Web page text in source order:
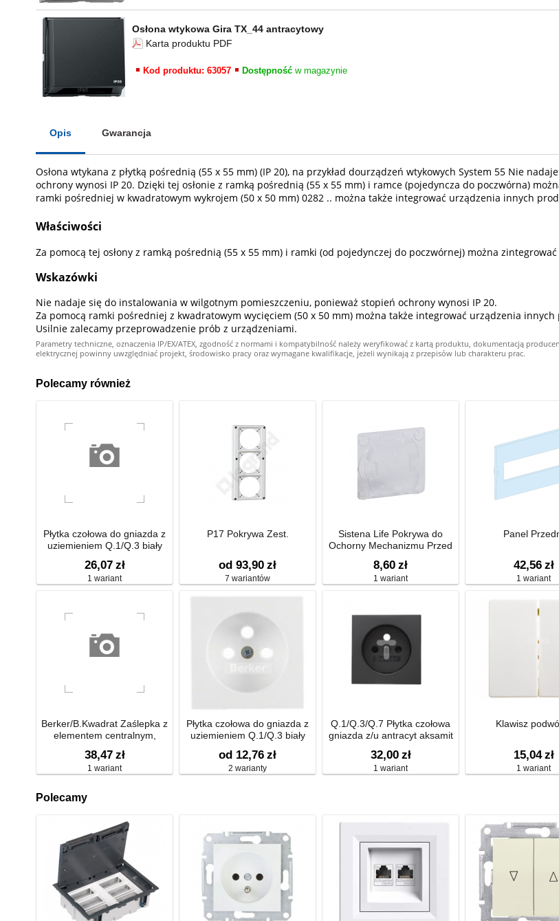
Osłona wtykowa Gira TX_44 antracytowy
Karta produktu PDF
Kod produktu: 63057 Dostępność w magazynie
Opis Gwarancja
Osłona wtykana z płytką pośrednią (55 x 55 mm) (IP 20), na przykład dourządzeń wtykowych System 55 Nie
ochrony wynosi IP 20. Dzięki tej osłonie z ramką pośrednią (55 x 55 mm) i ramce (pojedyncza do poczwórna)
ramki pośredniej w kwadratowym wykrojem (50 x 50 mm) 0282 .. można także integrować urządzenia innych
Właściwości
Za pomocą tej osłony z ramką pośrednią (55 x 55 mm) i ramki (od pojedynczej do poczwórnej) można
Wskazówki
Nie nadaje się do instalowania w wilgotnym pomieszczeniu, ponieważ stopień ochrony wynosi IP 20.
Za pomocą ramki pośredniej z kwadratowym wycięciem (50 x 50 mm) można także integrować urządzenia
Usilnie zalecamy przeprowadzenie prób z urządzeniami.
Parametry techniczne, oznaczenia IP/EX/ATEX, zgodność z normami i kompatybilność należy weryfikować z kartą produktu, dokumentacją
elektrycznej powinny uwzględniać projekt, środowisko pracy oraz wymagane kwalifikacje, jeżeli wynikają z przepisów lub charakteru prac.
Polecamy również
Płytka czołowa do gniazda z
uziemieniem Q.1/Q.3 biały
26,07 zł
1 wariant
P17 Pokrywa Zest.
od 93,90 zł
7 wariantów
Sistena Life Pokrywa do
Ochorny Mechanizmu Przed
8,60 zł
1 wariant
Panel
42,56 zł
1 wariant
Berker/B.Kwadrat Zaślepka z
elementem centralnym,
38,47 zł
1 wariant
Płytka czołowa do gniazda z
uziemieniem Q.1/Q.3 biały
od 12,76 zł
2 warianty
Q.1/Q.3/Q.7 Płytka czołowa
gniazda z/u antracyt aksamit
32,00 zł
1 wariant
Klawisz
15,04 zł
1 wariant
Polecamy